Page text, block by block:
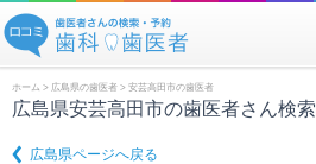
ホーム > 広島県の歯医者 > 安芸高田市の歯医者
広島県安芸高田市の歯医者さん検索
広島県ページへ戻る